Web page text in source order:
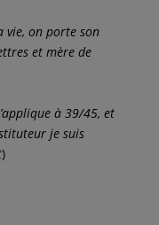
vie, on porte son
et mère de
à 39/45, et
je suis
)